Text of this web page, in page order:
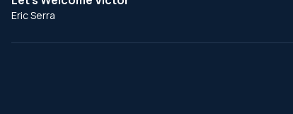
Eric Serra